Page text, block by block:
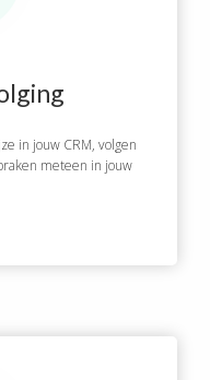
in jouw CRM, volgen
meteen in jouw